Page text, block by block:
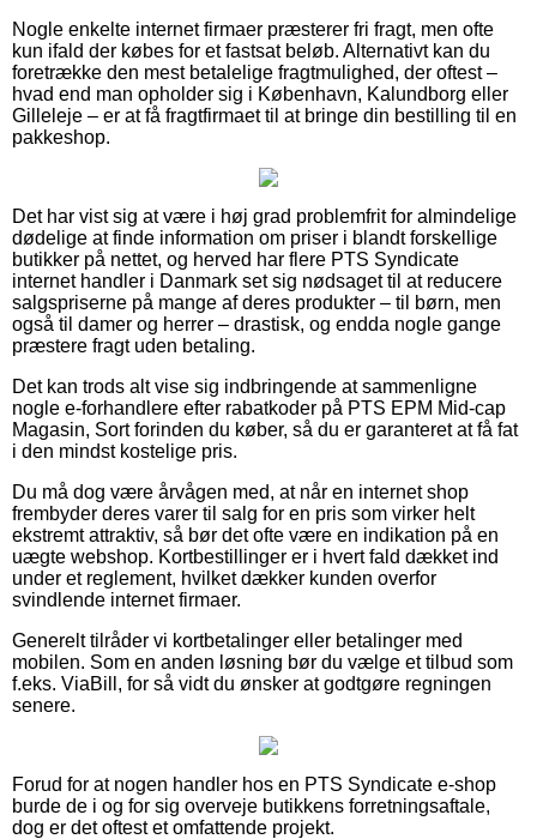
Nogle enkelte internet firmaer præsterer fri fragt, men ofte
kun ifald der købes for et fastsat beløb. Alternativt kan du
foretrække den mest betalelige fragtmulighed, der oftest –
hvad end man opholder sig i København, Kalundborg eller
Gilleleje – er at få fragtfirmaet til at bringe din bestilling til en
pakkeshop.
Det har vist sig at være i høj grad problemfrit for almindelige
dødelige at finde information om priser i blandt forskellige
butikker på nettet, og herved har flere PTS Syndicate
internet handler i Danmark set sig nødsaget til at reducere
salgspriserne på mange af deres produkter – til børn, men
også til damer og herrer – drastisk, og endda nogle gange
præstere fragt uden betaling.
Det kan trods alt vise sig indbringende at sammenligne
nogle e-forhandlere efter rabatkoder på PTS EPM Mid-cap
Magasin, Sort forinden du køber, så du er garanteret at få fat
i den mindst kostelige pris.
Du må dog være årvågen med, at når en internet shop
frembyder deres varer til salg for en pris som virker helt
ekstremt attraktiv, så bør det ofte være en indikation på en
uægte webshop. Kortbestillinger er i hvert fald dækket ind
under et reglement, hvilket dækker kunden overfor
svindlende internet firmaer.
Generelt tilråder vi kortbetalinger eller betalinger med
mobilen. Som en anden løsning bør du vælge et tilbud som
f.eks. ViaBill, for så vidt du ønsker at godtgøre regningen
senere.
Forud for at nogen handler hos en PTS Syndicate e-shop
burde de i og for sig overveje butikkens forretningsaftale,
dog er det oftest et omfattende projekt.